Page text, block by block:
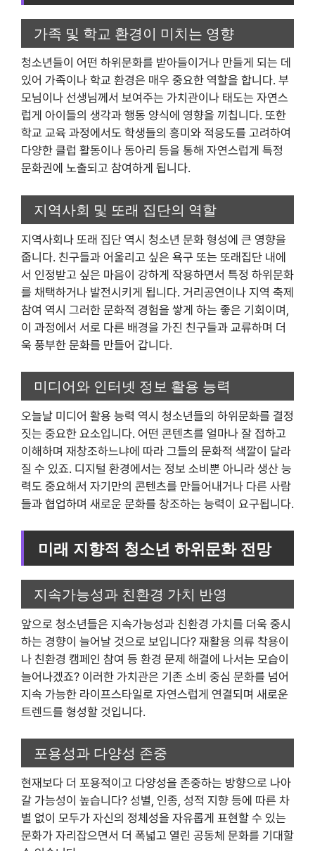
가족 및 학교 환경이 미치는 영향
청소년들이 어떤 하위문화를 받아들이거나 만들게 되는 데
있어 가족이나 학교 환경은 매우 중요한 역할을 합니다. 부
모님이나 선생님께서 보여주는 가치관이나 태도는 자연스
럽게 아이들의 생각과 행동 양식에 영향을 끼칩니다. 또한
학교 교육 과정에서도 학생들의 흥미와 적응도를 고려하여
다양한 클럽 활동이나 동아리 등을 통해 자연스럽게 특정
문화권에 노출되고 참여하게 됩니다.
지역사회 및 또래 집단의 역할
지역사회나 또래 집단 역시 청소년 문화 형성에 큰 영향을
줍니다. 친구들과 어울리고 싶은 욕구 또는 또래집단 내에
서 인정받고 싶은 마음이 강하게 작용하면서 특정 하위문화
를 채택하거나 발전시키게 됩니다. 거리공연이나 지역 축제
참여 역시 그러한 문화적 경험을 쌓게 하는 좋은 기회이며,
이 과정에서 서로 다른 배경을 가진 친구들과 교류하며 더
욱 풍부한 문화를 만들어 갑니다.
미디어와 인터넷 정보 활용 능력
오늘날 미디어 활용 능력 역시 청소년들의 하위문화를 결정
짓는 중요한 요소입니다. 어떤 콘텐츠를 얼마나 잘 접하고
이해하며 재창조하느냐에 따라 그들의 문화적 색깔이 달라
질 수 있죠. 디지털 환경에서는 정보 소비뿐 아니라 생산 능
력도 중요해서 자기만의 콘텐츠를 만들어내거나 다른 사람
들과 협업하며 새로운 문화를 창조하는 능력이 요구됩니다.
미래 지향적 청소년 하위문화 전망
지속가능성과 친환경 가치 반영
앞으로 청소년들은 지속가능성과 친환경 가치를 더욱 중시
하는 경향이 늘어날 것으로 보입니다? 재활용 의류 착용이
나 친환경 캠페인 참여 등 환경 문제 해결에 나서는 모습이
늘어나겠죠? 이러한 가치관은 기존 소비 중심 문화를 넘어
지속 가능한 라이프스타일로 자연스럽게 연결되며 새로운
트렌드를 형성할 것입니다.
포용성과 다양성 존중
현재보다 더 포용적이고 다양성을 존중하는 방향으로 나아
갈 가능성이 높습니다? 성별, 인종, 성적 지향 등에 따른 차
별 없이 모두가 자신의 정체성을 자유롭게 표현할 수 있는
문화가 자리잡으면서 더 폭넓고 열린 공동체 문화를 기대할